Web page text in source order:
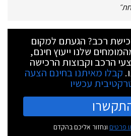
״
רכב? הגעתם למקום
שלנו ייעוץ חינם,
הרכב וקבוצות הרכישה
קבלו מאיתנו בחינם הצעה
עכשיו
פרטים ונחזור אליכם בהקדם